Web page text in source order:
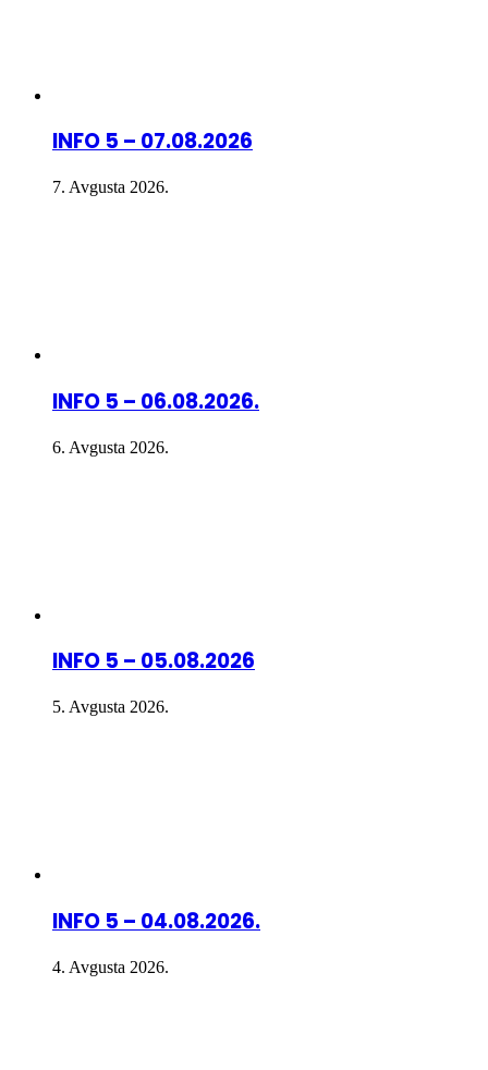
INFO 5 – 07.08.2026
7. Avgusta 2026.
INFO 5 – 06.08.2026.
6. Avgusta 2026.
INFO 5 – 05.08.2026
5. Avgusta 2026.
INFO 5 – 04.08.2026.
4. Avgusta 2026.